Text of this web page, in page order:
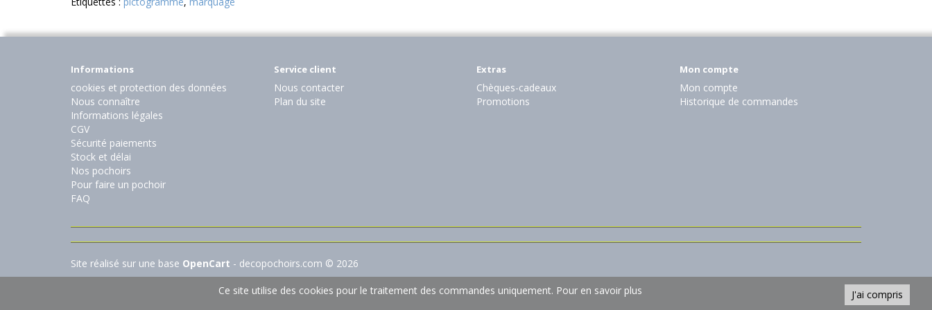
Informations
cookies et protection des données
Nous connaître
Informations légales
CGV
Sécurité paiements
Stock et délai
Nos pochoirs
Pour faire un pochoir
FAQ
Service client
Nous contacter
Plan du site
Extras
Chèques-cadeaux
Promotions
Mon compte
Mon compte
Historique de commandes
Site réalisé sur une base OpenCart - decopochoirs.com © 2026
J'ai compris
Ce site utilise des cookies pour le traitement des commandes uniquement. Pour en savoir plus